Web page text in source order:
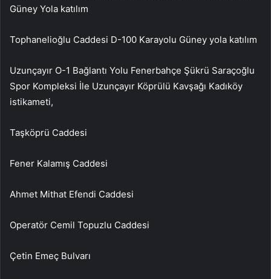
Güney Yola katılım
Tophanelioğlu Caddesi D-100 Karayolu Güney yola katılım
Uzunçayır O-1 Bağlantı Yolu Fenerbahçe Şükrü Saraçoğlu
Spor Kompleksi İle Uzunçayır Köprülü Kavşağı Kadıköy
istikameti,
Taşköprü Caddesi
Fener Kalamış Caddesi
Ahmet Mithat Efendi Caddesi
Operatör Cemil Topuzlu Caddesi
Çetin Emeç Bulvarı